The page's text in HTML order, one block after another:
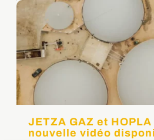
o
k
d
n
JETZA GAZ et
nouvelle vidéo